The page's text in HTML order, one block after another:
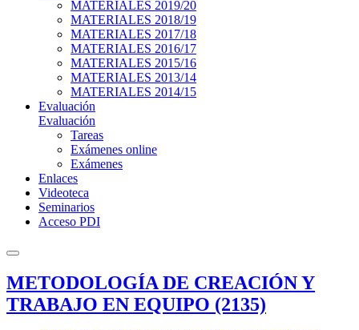
MATERIALES 2019/20
MATERIALES 2018/19
MATERIALES 2017/18
MATERIALES 2016/17
MATERIALES 2015/16
MATERIALES 2013/14
MATERIALES 2014/15
Evaluación
Evaluación
Tareas
Exámenes online
Exámenes
Enlaces
Videoteca
Seminarios
Acceso PDI
METODOLOGÍA DE CREACIÓN Y
TRABAJO EN EQUIPO (2135)